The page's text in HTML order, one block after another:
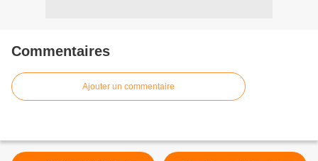
Commentaires
Ajouter un commentaire